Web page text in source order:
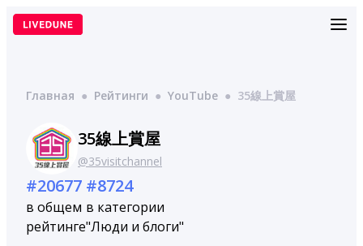
Перейти
Главная ● Рейтинги ● YouTube ● 35線上賞屋
35線上賞屋
@35visitchannel
#20677
в общем
рейтинге
#8724
в категории
"Люди и блоги"